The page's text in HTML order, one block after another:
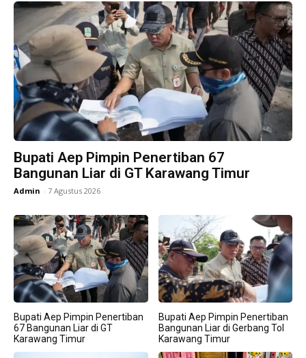
Bupati Aep Pimpin Penertiban 67
Bangunan Liar di GT Karawang Timur
Admin - 7 Agustus 2026
Bupati Aep Pimpin Penertiban
67 Bangunan Liar di GT
Karawang Timur
Bupati Aep Pimpin Penertiban
Bangunan Liar di Gerbang Tol
Karawang Timur